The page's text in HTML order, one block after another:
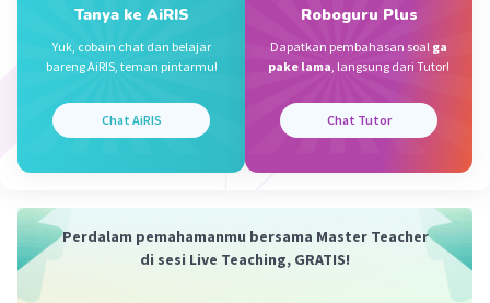
Tanya ke AiRIS
Yuk, cobain chat dan belajar
bareng AiRIS, teman pintarmu!
Chat AiRIS
Roboguru Plus
Dapatkan pembahasan soal ga
pake lama, langsung dari Tutor!
Chat Tutor
Perdalam pemahamanmu bersama Master Teacher
di sesi Live Teaching, GRATIS!